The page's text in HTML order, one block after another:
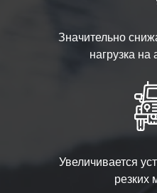
Значительно
нагрузка на
Увеличивается
резких